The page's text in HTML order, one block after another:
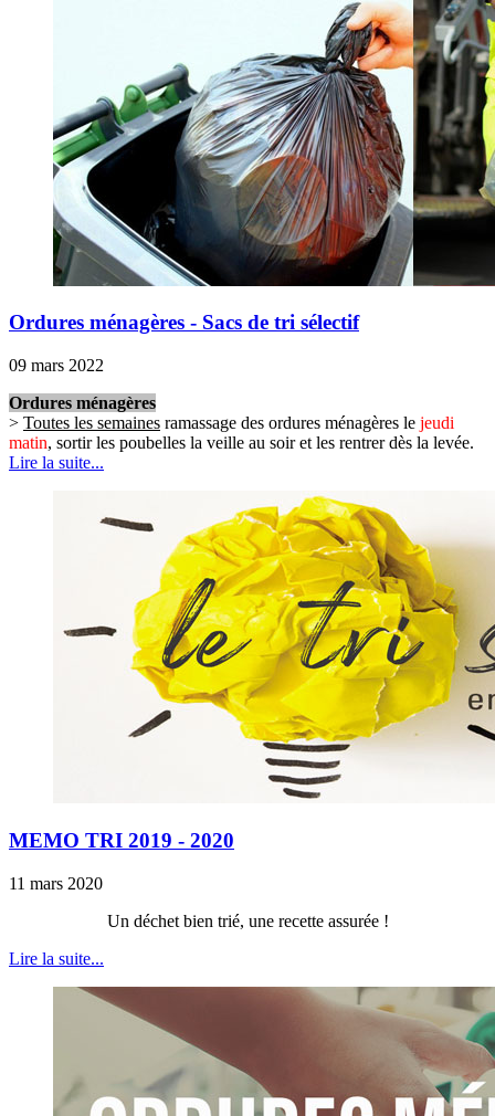
Ordures ménagères - Sacs de tri sélectif
09 mars 2022
Ordures ménagères
> Toutes les semaines ramassage des ordures ménagères le jeudi
matin, sortir les poubelles la veille au soir et les rentrer dès la levée.
Lire la suite...
MEMO TRI 2019 - 2020
11 mars 2020
Un déchet bien trié, une recette assurée !
Lire la suite...